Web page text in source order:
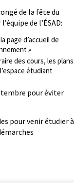
de la fête du
de l’ÉSAD:
page d’accueil de
»
des cours, les plans
étudiant
pour éviter
pour venir étudier à